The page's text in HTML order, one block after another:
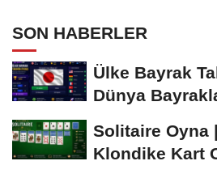
SON HABERLER
Ülke Bayrak
Dünya
Solitaire Oyna
Klondike Kart